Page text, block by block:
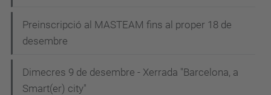
Preinscripció al MASTEAM fins al proper 18 de
desembre
Dimecres 9 de desembre - Xerrada "Barcelona, a
Smart(er) city"